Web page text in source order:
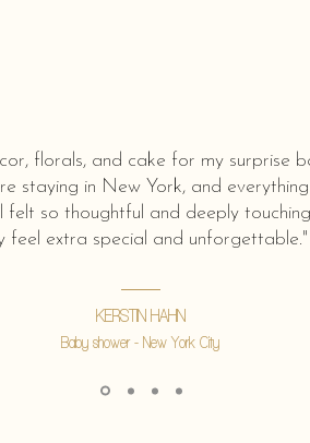
florals, and cake for my surprise
staying in New York, and
felt so thoughtful and deeply
feel extra special and unforgettable."
KERSTIN HAHN
Baby shower - New York City